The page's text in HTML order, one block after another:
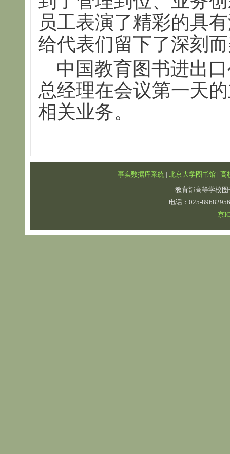
员工表演了精彩的具
给代表们留下了深刻
中国教育图书进出
总经理在会议第一天
相关业务。
事实数据库系统 | 北京大学图书馆| 高
教育部高等学校
电话：025-
京